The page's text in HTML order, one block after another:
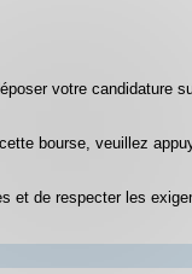
votre candidature
bourse, veuillez
et de respecter les